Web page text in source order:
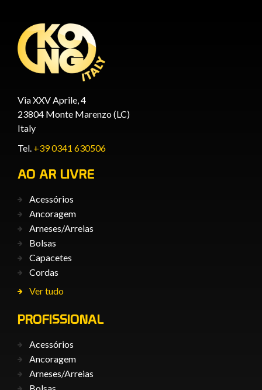
Via XXV Aprile, 4
23804 Monte Marenzo (LC)
Italy
Tel. +39 0341 630506
AO AR LIVRE
Acessórios
Ancoragem
Arneses/Arreias
Bolsas
Capacetes
Cordas
Ver tudo
PROFISSIONAL
Acessórios
Ancoragem
Arneses/Arreias
Bolsas